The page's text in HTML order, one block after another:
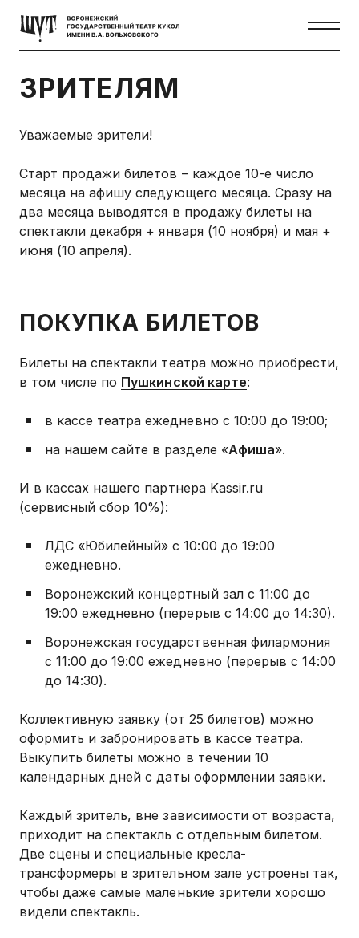
ЗРИТЕЛЯМ
Уважаемые зрители!
Старт продажи билетов – каждое 10-е число
месяца на афишу следующего месяца. Сразу на
два месяца выводятся в продажу билеты на
спектакли декабря + января (10 ноября) и мая +
июня (10 апреля).
ПОКУПКА БИЛЕТОВ
Билеты на спектакли театра можно приобрести,
в том числе по Пушкинской карте:
в кассе театра ежедневно с 10:00 до 19:00;
на нашем сайте в разделе «Афиша».
И в кассах нашего партнера Kassir.ru
(сервисный сбор 10%):
ЛДС «Юбилейный» с 10:00 до 19:00
ежедневно.
Воронежский концертный зал с 11:00 до
19:00 ежедневно (перерыв с 14:00 до 14:30).
Воронежская государственная филармония
с 11:00 до 19:00 ежедневно (перерыв с 14:00
до 14:30).
Коллективную заявку (от 25 билетов) можно
оформить и забронировать в кассе театра.
Выкупить билеты можно в течении 10
календарных дней с даты оформлении заявки.
Каждый зритель, вне зависимости от возраста,
приходит на спектакль с отдельным билетом.
Две сцены и специальные кресла-
трансформеры в зрительном зале устроены так,
чтобы даже самые маленькие зрители хорошо
видели спектакль.